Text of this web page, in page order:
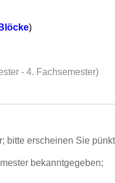
)
- 4. Fachsemester)
bitte erscheinen Sie
bekanntgegeben;